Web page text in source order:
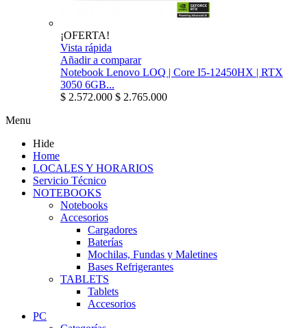
¡OFERTA!
Vista rápida
Añadir a comparar
Notebook Lenovo LOQ | Core I5-12450HX | RTX
3050 6GB...
$ 2.572.000 $ 2.765.000
Menu
Hide
Home
LOCALES Y HORARIOS
Servicio Técnico
NOTEBOOKS
Notebooks
Accesorios
Cargadores
Baterías
Mochilas, Fundas y Maletines
Bases Refrigerantes
TABLETS
Tablets
Accesorios
PC